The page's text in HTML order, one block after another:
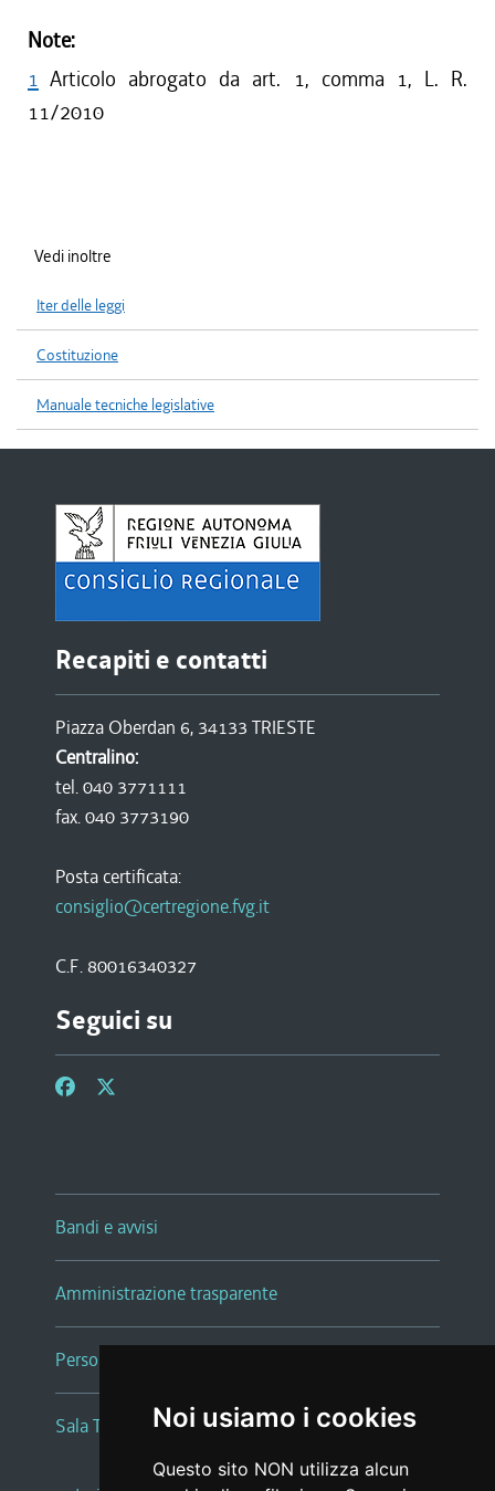
Noi usiamo i cookies
Questo sito NON utilizza alcun
Note:
1 Articolo abrogato da art. 1, comma 1, L. R.
11/2010
Vedi inoltre
Iter delle leggi
Costituzione
Manuale tecniche legislative
Recapiti e contatti
Piazza Oberdan 6, 34133 TRIESTE
Centralino:
tel. 040 3771111
fax. 040 3773190
Posta certificata:
consiglio@certregione.fvg.it
C.F. 80016340327
Seguici su
Bandi e avvisi
Amministrazione trasparente
Persone e Uffici
Sala Tiziano Tessitori